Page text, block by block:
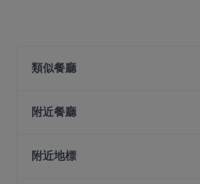
類似餐廳
Guccio Ristorante
QingHe Charcoal BBQ 青禾炭火烤肉
附近餐廳
A.K Zai Lok Lok
附近地標